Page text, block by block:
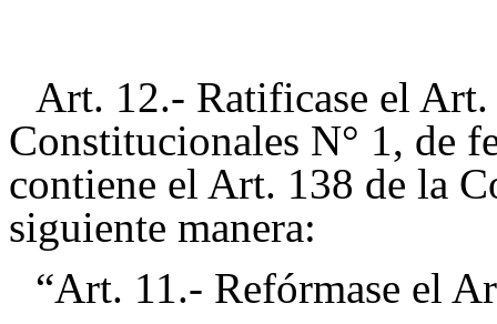
Art. 12.- Ratificase el
Constitucionales N° 1, de
contiene el Art. 138 de la
siguiente manera:
“Art. 11.- Refórmase el